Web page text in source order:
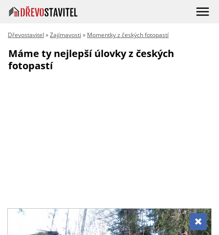
Dřevostavitel »Zajímavosti » Momentky z českých fotopastí
Máme ty nejlepší úlovky z českých
fotopastí